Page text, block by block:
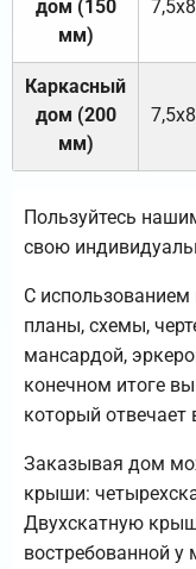
дом (150
мм)
7,5х8
Каркасный
дом (200
мм)
7,5х8
Пользуйтесь
свою
С
планы, схемы,
мансардой,
конечном итоге
который
Заказывая дом
крыши:
Двухскатную
востребованной